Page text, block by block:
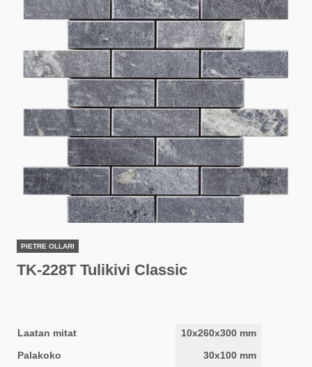
PIETRE OLLARI
TK-228T Tulikivi Classic
Laatan mitat
10x260x300 mm
Palakoko
30x100 mm